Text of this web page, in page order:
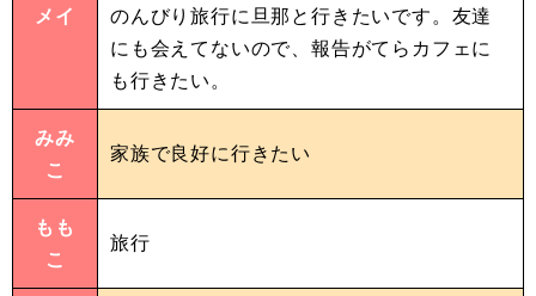
メイ
のんびり旅行に旦那と行きたいです。友達
にも会えてないので、報告がてらカフェに
も行きたい。
みみ
こ
家族で良好に行きたい
もも
こ
旅行